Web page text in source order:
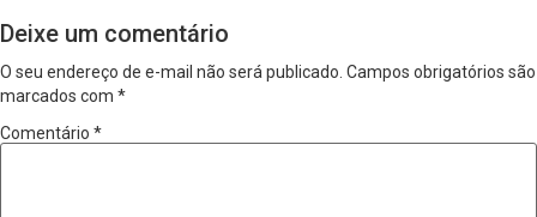
Deixe um comentário
O seu endereço de e-mail não será publicado. Campos obrigatórios são
marcados com *
Comentário *